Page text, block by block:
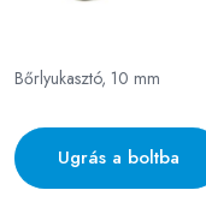
Bőrlyukasztó, 10 mm
Ugrás a boltba